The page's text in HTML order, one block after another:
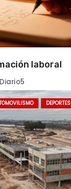
laboral
Diario5
DEPORTES